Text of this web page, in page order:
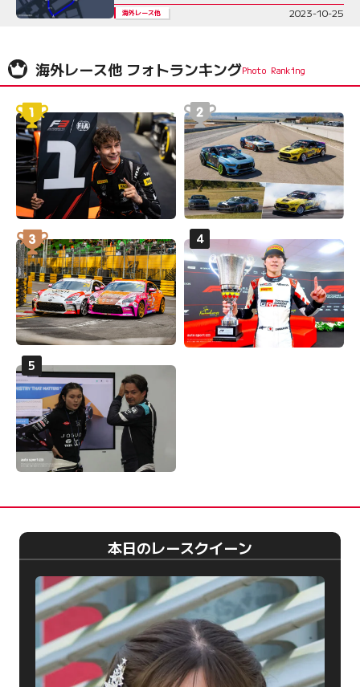
海外レース他 2023-10-25
海外レース他 フォトランキング
本日のレースクイーン